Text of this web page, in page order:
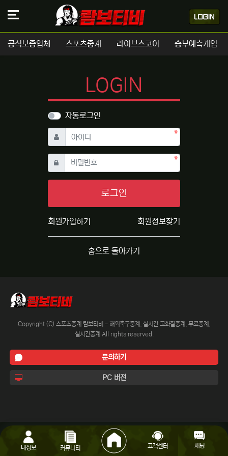
공식보증업체 스포츠중계 라이브스코어 승부예측게임
LOGIN
자동로그인
아이디 필수
비밀번호필수
로그인
회원가입하기 회원정보찾기
홈으로 돌아가기
Copyright (C) 스포츠중계 람보티비 - 해외축구중계, 실시간 고화질중계, 무료중계,
실시간중계 All rights reserved.
문의하기
PC 버전
내정보 커뮤니티 고객센터 채팅